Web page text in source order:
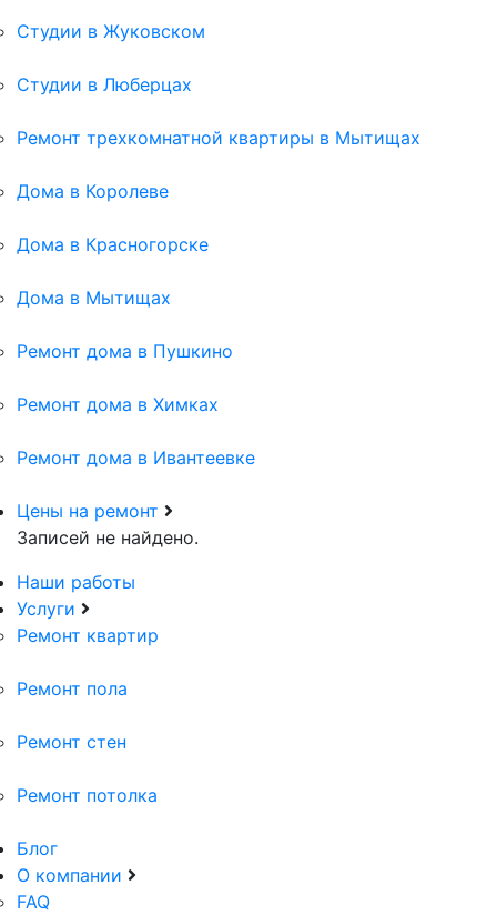
Студии в Жуковском
Студии в Люберцах
Ремонт трехкомнатной квартиры в Мытищах
Дома в Королеве
Дома в Красногорске
Дома в Мытищах
Ремонт дома в Пушкино
Ремонт дома в Химках
Ремонт дома в Ивантеевке
Цены на ремонт
Записей не найдено.
Наши работы
Услуги
Ремонт квартир
Ремонт пола
Ремонт стен
Ремонт потолка
Блог
О компании
FAQ